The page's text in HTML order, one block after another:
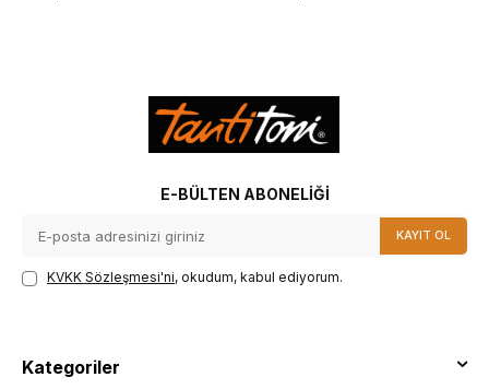
E-BÜLTEN ABONELIĞI
KAYIT OL
KVKK Sözleşmesi'ni, okudum, kabul ediyorum.
Kategoriler